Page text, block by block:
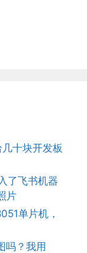
十块开发板
了飞书机器
片
单片机，
吗？我用